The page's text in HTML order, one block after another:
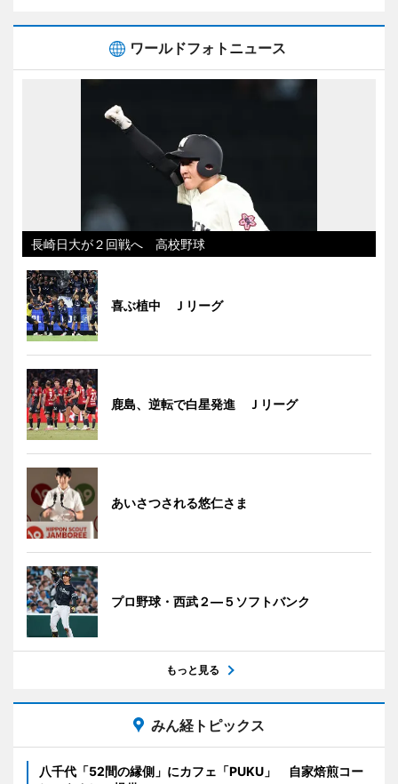
ワールドフォトニュース
長崎日大が２回戦へ 高校野球
喜ぶ植中 Ｊリーグ
鹿島、逆転で白星発進 Ｊリーグ
あいさつされる悠仁さま
プロ野球・西武２―５ソフトバンク
もっと見る
みん経トピックス
八千代「52間の縁側」にカフェ「PUKU」 自家焙煎コー